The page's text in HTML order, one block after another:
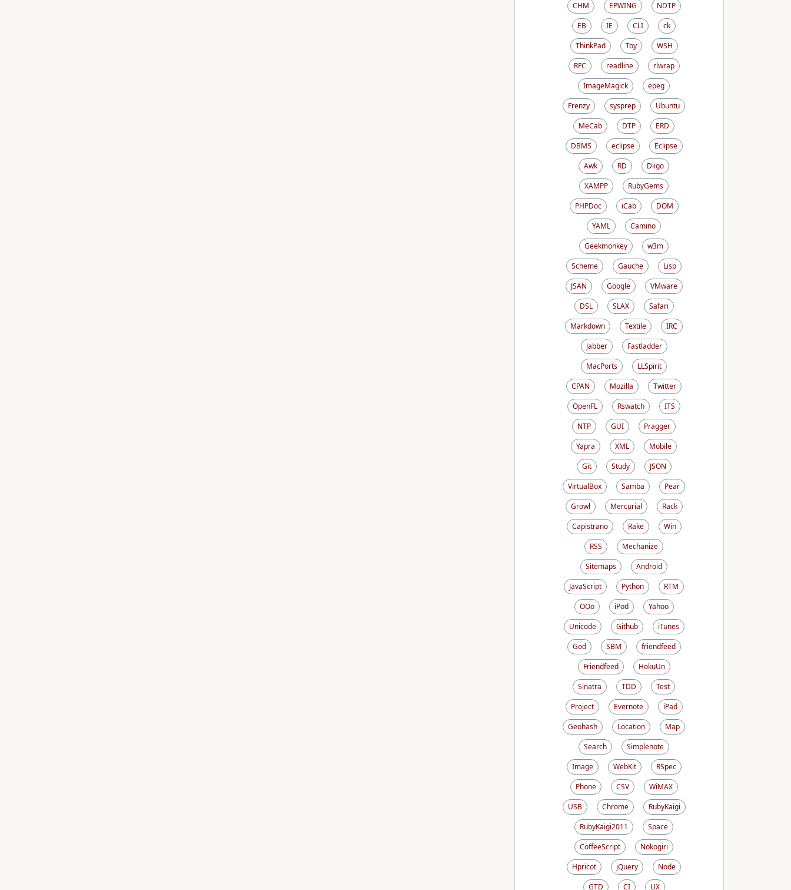
CHM
EPWING
NDTP
EB
IE CLI
ck
ThinkPad
Toy
WSH
RFC
readline
rlwrap
ImageMagick
epeg
Frenzy
sysprep
Ubuntu
MeCab
DTP
ERD
DBMS
eclipse
Eclipse
Awk
RD
Diigo
XAMPP
RubyGems
PHPDoc
iCab
DOM
YAML
Camino
Geekmonkey
w3m
Scheme
Gauche
Lisp
JSAN
Google
VMware
DSL
SLAX
Safari
Markdown
Textile
IRC
Jabber
Fastladder
MacPorts
LLSpirit
CPAN
Mozilla
Twitter
OpenFL
Rswatch
ITS
NTP
GUI
Pragger
Yapra
XML
Mobile
Git
Study
JSON
VirtualBox
Samba
Pear
Growl
Mercurial
Rack
Capistrano
Rake
Win
RSS
Mechanize
Sitemaps
Android
JavaScript
Python
RTM
OOo
iPod
Yahoo
Unicode
Github
iTunes
God
SBM
friendfeed
Friendfeed
HokuUn
Sinatra
TDD
Test
Project
Evernote
iPad
Geohash
Location
Map
Search
Simplenote
Image
WebKit
RSpec
Phone
CSV
WiMAX
USB
Chrome
RubyKaigi
RubyKaigi2011
Space
CoffeeScript
Nokogiri
Hpricot
jQuery
Node
GTD
CI UX